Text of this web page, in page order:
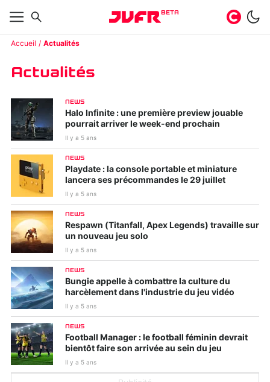
BETA
Accueil Actualités
Actualités
NEWS
Halo Infinite : une première preview jouable
pourrait arriver le week-end prochain
Il y a 5 ans
NEWS
Playdate : la console portable et miniature
lancera ses précommandes le 29 juillet
Il y a 5 ans
NEWS
Respawn (Titanfall, Apex Legends) travaille sur
un nouveau jeu solo
Il y a 5 ans
NEWS
Bungie appelle à combattre la culture du
harcèlement dans l'industrie du jeu vidéo
Il y a 5 ans
NEWS
Football Manager : le football féminin devrait
bientôt faire son arrivée au sein du jeu
Il y a 5 ans